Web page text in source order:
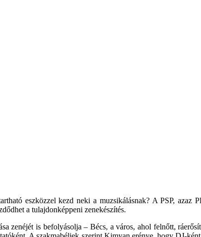
eszközzel kezd neki a muzsikálásnak? A PSP, azaz
a tulajdonképpeni zenekészítés.
zenéjét is befolyásolja – Bécs, a város, ahol felnőtt,